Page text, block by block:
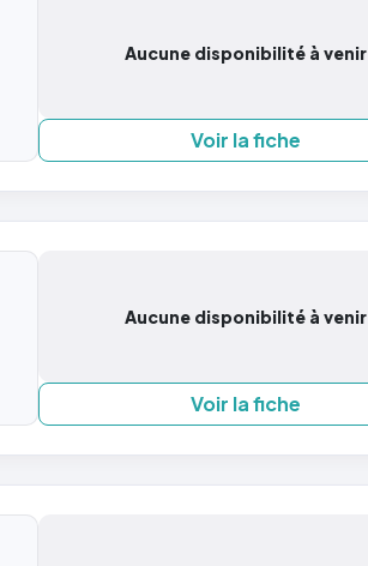
Aucune disponibilité à venir
Voir la fiche
Aucune disponibilité à venir
Voir la fiche